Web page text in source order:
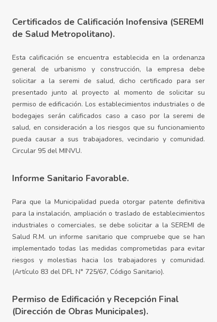
Certificados de Calificación Inofensiva (SEREMI
de Salud Metropolitano).
Esta calificación se encuentra establecida en la ordenanza
general de urbanismo y construcción, la empresa debe
solicitar a la seremi de salud, dicho certificado para ser
presentado junto al proyecto al momento de solicitar su
permiso de edificación. Los establecimientos industriales o de
bodegajes serán calificados caso a caso por la seremi de
salud, en consideración a los riesgos que su funcionamiento
pueda causar a sus trabajadores, vecindario y comunidad.
Circular 95 del MINVU.
Informe Sanitario Favorable.
Para que la Municipalidad pueda otorgar patente definitiva
para la instalación, ampliación o traslado de establecimientos
industriales o comerciales, se debe solicitar a la SEREMI de
Salud R.M. un informe sanitario que compruebe que se han
implementado todas las medidas comprometidas para evitar
riesgos y molestias hacia los trabajadores y comunidad.
(Artículo 83 del DFL N° 725/67, Código Sanitario).
Permiso de Edificación y Recepción Final
(Dirección de Obras Municipales).